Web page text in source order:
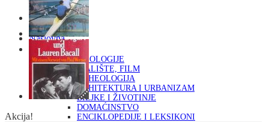
Naslovna
KNJIGE
OD ARHEOLOGIJE
DO KAZALIŠTE, FILM
ARHEOLOGIJA
ARHITEKTURA I URBANIZAM
BILJKE I ŽIVOTINJE
DOMAĆINSTVO
ENCIKLOPEDIJE I LEKSIKONI
Akcija!